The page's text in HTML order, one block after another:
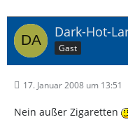
Dark-Hot-
Gast
17. Januar 2008 um 13:51
Nein außer Zigaretten